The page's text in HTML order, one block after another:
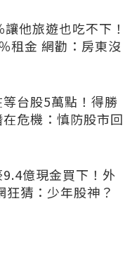
他旅遊也吃不下！
租金 網勸：房東沒
台股5萬點！得勝
危機：慎防股市回
億現金買下！外
狂猜：少年股神？